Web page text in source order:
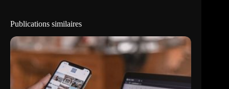
Publications similaires